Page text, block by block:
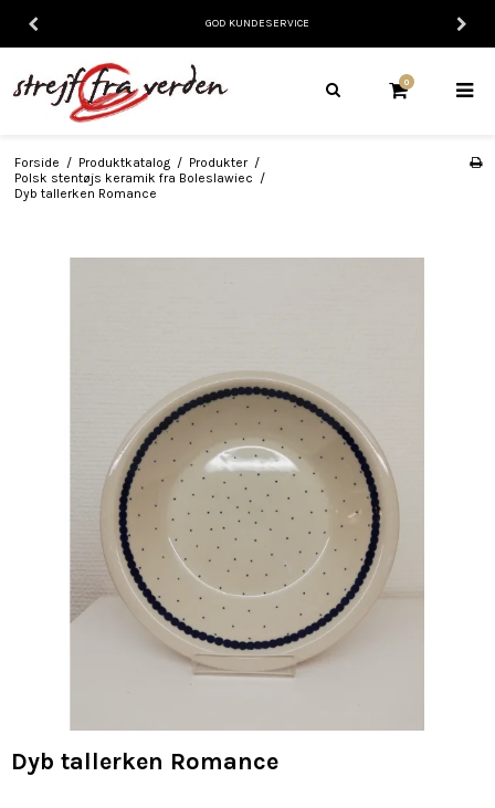
GOD KUNDESERVICE
0
Forside / Produktkatalog / Produkter /
Polsk stentøjs keramik fra Boleslawiec /
Dyb tallerken Romance
Dyb tallerken Romance